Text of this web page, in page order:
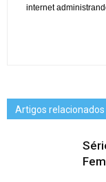
internet
Artigos relacionados